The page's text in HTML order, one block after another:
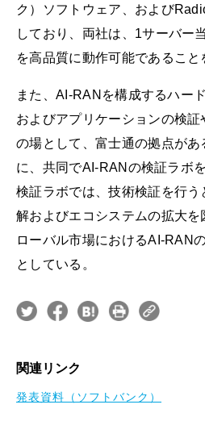
ク）ソフトウェア、および
しており、両社は、1サーバー
を高品質に動作可能であること
また、AI-RANを構成するハー
およびアプリケーションの検
の場として、富士通の拠点が
に、共同でAI-RANの検証ラボ
検証ラボでは、技術検証を行
解およびエコシステムの拡大
ローバル市場におけるAI-RAN
としている。
関連リンク
発表資料（ソフトバンク）